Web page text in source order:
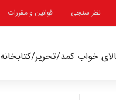
نظر سنجی قوانین و مقررات
خواب کمد/تحریر/کتابخانه